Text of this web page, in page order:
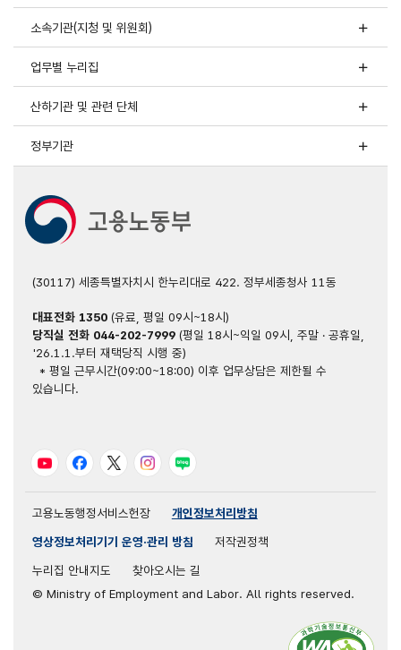
소속기관(지청 및 위원회)
업무별 누리집
산하기관 및 관련 단체
정부기관
(30117) 세종특별자치시 한누리대로 422. 정부세종청사 11동
대표전화 1350(유료, 평일 09시~18시)
당직실 전화 044-202-7999(평일 18시~익일 09시, 주말 · 공휴일,
'26.1.1.부터 재택당직 시행 중)
* 평일 근무시간(09:00~18:00) 이후 업무상담은 제한될 수
있습니다.
유튜브 페이스북트위터 인스타그램
블로그
고용노동행정서비스헌장
개인정보처리방침
영상정보처리기기 운영·관리 방침
저작권정책
누리집 안내지도
찾아오시는 길
© Ministry of Employment and Labor. All rights reserved.